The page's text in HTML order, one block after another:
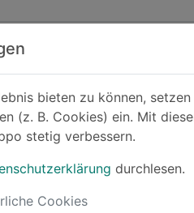
bieten zu können, setzen
(z. B. Cookies) ein. Mit
stetig verbessern.
durchlesen.
Cookies
Jack Wolfskin